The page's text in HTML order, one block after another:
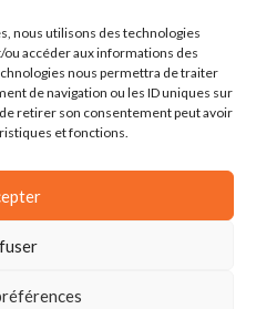
nous utilisons des technologies
accéder aux informations des
nous permettra de traiter
de navigation ou les ID uniques sur
retirer son consentement peut avoir
et fonctions.
–
des Frères
CS 88379
HUMANITAIRES